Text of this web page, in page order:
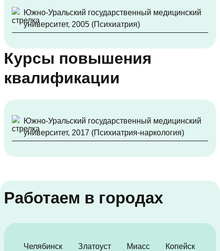
Южно-Уральский государственный медицинский
университет, 2005 (Психиатрия)
Курсы повышения
квалификации
Южно-Уральский государственный медицинский
университет, 2017 (Психиатрия-наркология)
Работаем в городах
Челябинск Златоуст Миасс
Копейск